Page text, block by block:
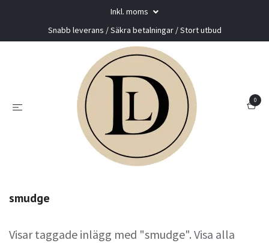
Inkl. moms
Snabb leverans / Säkra betalningar / Stort utbud
0
smudge
Visar taggade inlägg med "smudge". Visa alla